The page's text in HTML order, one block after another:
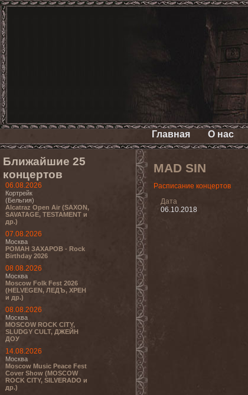
Главная О нас
Ближайшие 25
концертов
06.08.2026
Кортрейк
(Бельгия)
Alcatraz Open Air (SAXON,
SAVATAGE, TESTAMENT и
др.)
07.08.2026
Москва
РОМАН ЗАХАРОВ - Rock
Birthday 2026
08.08.2026
Москва
Moscow Folk Fest 2026
(HELVEGEN, ЛЕДЪ, ХРЕН
и др.)
08.08.2026
Москва
MOSCOW ROCK CITY,
SLUDGY CULT, ДЖЕЙН
ДОУ
14.08.2026
Москва
Moscow Music Peace Fest
Cover Show (MOSCOW
ROCK CITY, SILVERADO и
др.)
MAD SIN
Расписание концертов
Дата
06.10.2018